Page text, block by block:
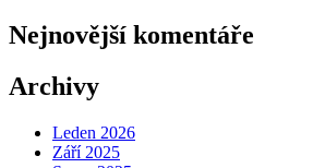
Nejnovější komentáře
Archivy
Leden 2026
Září 2025